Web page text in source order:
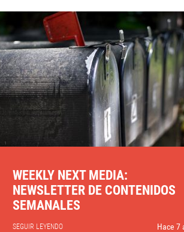
WEEKLY NEXT MEDIA:
NEWSLETTER DE CONTENIDOS
SEMANALES
SEGUIR LEYENDO Hace 7